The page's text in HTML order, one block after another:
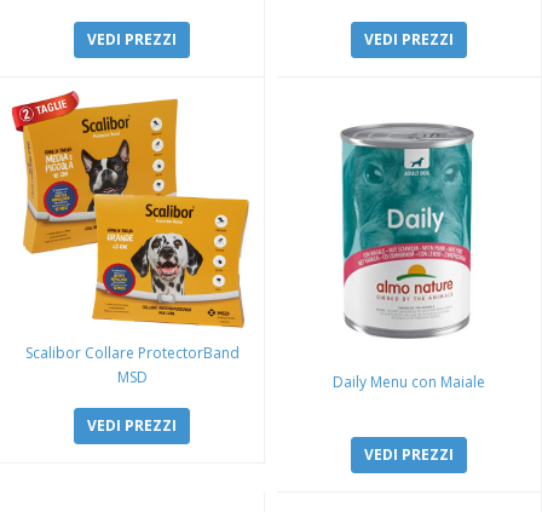
VEDI PREZZI VEDI PREZZI
Scalibor Collare ProtectorBand
MSD
VEDI PREZZI
Daily Menu con Maiale
VEDI PREZZI